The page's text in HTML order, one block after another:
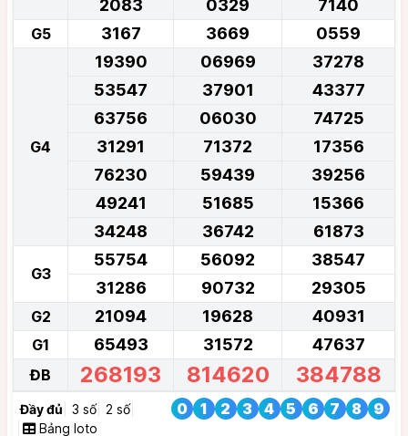
2083
0329 7140
G5 3167 3669 0559
G4
19390 06969
37278
53547
37901
43377
63756
06030
74725
31291
71372
17356
76230
59439
39256
49241
51685
15366
34248
36742 61873
G3
55754 56092
38547
31286
90732 29305
G2 21094 19628 40931
G1 65493 31572 47637
ĐB 268193 814620 384788
Đầy đủ 3 số 2 số 0 1 2 3 4 5 6 7 8 9
Bảng loto